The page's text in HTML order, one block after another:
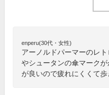
enperu(30代・女性)
アーノルドパーマーのレ
やシュータンの傘マーク
が良いので疲れにくくて歩